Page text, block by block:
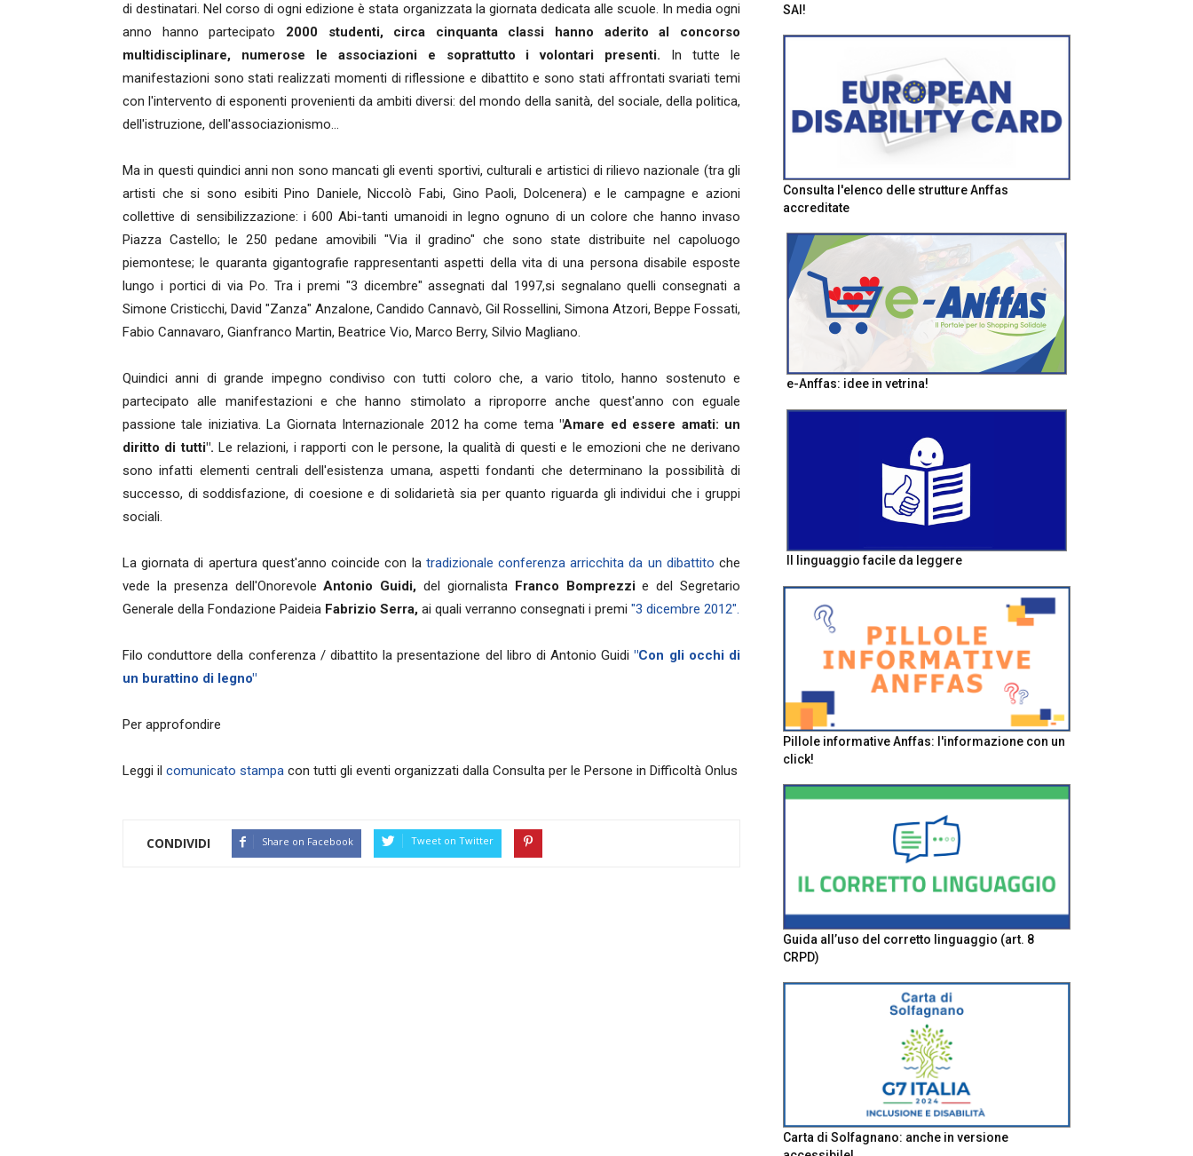
di destinatari. Nel corso di ogni edizione è stata organizzata la giornata dedicata alle scuole. In media ogni
anno hanno partecipato 2000 studenti, circa cinquanta classi hanno aderito al concorso
multidisciplinare, numerose le associazioni e soprattutto i volontari presenti. In tutte le
manifestazioni sono stati realizzati momenti di riflessione e dibattito e sono stati affrontati svariati temi
con l'intervento di esponenti provenienti da ambiti diversi: del mondo della sanità, del sociale, della politica,
dell'istruzione, dell'associazionismo…
Ma in questi quindici anni non sono mancati gli eventi sportivi, culturali e artistici di rilievo nazionale (tra gli
artisti che si sono esibiti Pino Daniele, Niccolò Fabi, Gino Paoli, Dolcenera) e le campagne e azioni
collettive di sensibilizzazione: i 600 Abi-tanti umanoidi in legno ognuno di un colore che hanno invaso
Piazza Castello; le 250 pedane amovibili "Via il gradino" che sono state distribuite nel capoluogo
piemontese; le quaranta gigantografie rappresentanti aspetti della vita di una persona disabile esposte
lungo i portici di via Po. Tra i premi "3 dicembre" assegnati dal 1997,si segnalano quelli consegnati a
Simone Cristicchi, David "Zanza" Anzalone, Candido Cannavò, Gil Rossellini, Simona Atzori, Beppe Fossati,
Fabio Cannavaro, Gianfranco Martin, Beatrice Vio, Marco Berry, Silvio Magliano.
Quindici anni di grande impegno condiviso con tutti coloro che, a vario titolo, hanno sostenuto e
partecipato alle manifestazioni e che hanno stimolato a riproporre anche quest'anno con eguale
passione tale iniziativa. La Giornata Internazionale 2012 ha come tema"Amare ed essere amati: un
diritto di tutti". Le relazioni, i rapporti con le persone, la qualità di questi e le emozioni che ne derivano
sono infatti elementi centrali dell'esistenza umana, aspetti fondanti che determinano la possibilità di
successo, di soddisfazione, di coesione e di solidarietà sia per quanto riguarda gli individui che i gruppi
sociali.
La giornata di apertura quest'anno coincide con la tradizionale conferenza arricchita da un dibattito che
vede la presenza dell'OnorevoleAntonio Guidi, del giornalista Franco Bomprezzie del Segretario
Generale della Fondazione Paideia Fabrizio Serra, ai quali verranno consegnati i premi "3 dicembre 2012".
Filo conduttore della conferenza / dibattito la presentazione del libro di Antonio Guidi"Con gli occhi di
un burattino di legno"
Per approfondire
Leggi il comunicato stampa con tutti gli eventi organizzati dalla Consulta per le Persone in Difficoltà Onlus
CONDIVIDI Share on Facebook Tweet on Twitter
SAI!
Consulta l'elenco delle strutture Anffas
accreditate
e-Anffas: idee in vetrina!
Il linguaggio facile da leggere
Pillole informative Anffas: l'informazione con un
click!
Guida all’uso del corretto linguaggio (art. 8
CRPD)
Carta di Solfagnano: anche in versione